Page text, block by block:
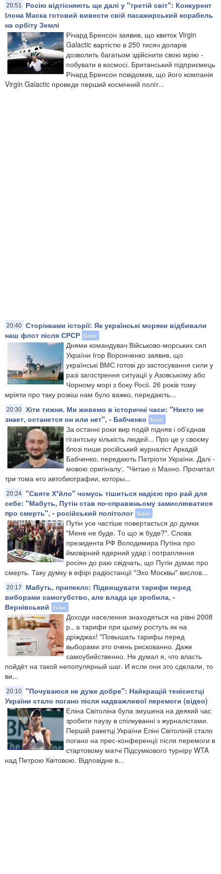
20:51
Росію відтісняють ще далі у "третій світ": Конкурент
Ілона Маска готовий вивести свій пасажирський корабель
на орбіту Землі
Річард Бренсон заявив, що квиток Virgin
Galactic вартістю в 250 тисяч доларів
дозволить багатьом здійснити свою мрію -
побувати в космосі. Британський підприємець
Річард Бренсон повідомив, що його компанія
Virgin Galactic проведе перший космічний політ...
20:40 Сторінками історії: Як українські моряки відбивали
наш флот після СРСР Блог
Днями командувач Військово-морських сил
України Ігор Воронченко заявив, що
українські ВМС готові до застосування сили у
разі загострення ситуації у Азовському або
Чорному морі з боку Росії. 26 років тому
мріяти про таку розкіш нам було важко, передають...
20:30 Хіти тижня. Ми живемо в історичні часи: "Никто не
знает, останется он или нет", - Бабченко
Блог
За останні роки вир подій підняв і об'єднав
гігантську кількість людей... Про це у своєму
блозі пише російський журналіст Аркадій
Бабченко, передають Патріоти України. Далі -
мовою оригіналу:. "Читаю о Махно. Прочитал
три тома его автобиографии, которы...
20:24 "Святе Х*йло" чомусь тішиться надією про рай для
себе: "Мабуть, Путін став по-справжньому замислюватися
про смерть", - російський політолог Блог
Путін усе частіше повертається до думки
"Мене не буде. То що ж буде?". Слова
президента РФ Володимира Путіна про
ймовірний ядерний удар і потрапляння
росіян до раю свідчать, що Путін думає про
смерть. Таку думку в ефірі радіостанції "Эхо Москвы" вислов...
20:17
Мабуть, припекло: Підвищувати тарифи перед
виборами самогубство, але влада це зробила, -
Вернівський
Блог
Доходи населення знаходяться на рівні 2008
р., а тарифи при цьому ростуть як на
дріжджах! "Повышать тарифы перед
выборами это очень рискованно. Даже
самоубийственно. Не думал я, что власть
пойдёт на такой непопулярный шаг. И если они это сделали, то
ви...
20:10 "Почуваюся не дуже добре": Найкращій тенісистці
України стало погано після надважливої перемоги (відео)
Еліна Світоліна була змушена на деякий час
зробити паузу в спілкуванні з журналістами.
Першій ракетці України Еліні Світоліній стало
погано на прес-конференції після перемоги в
стартовому матчі Підсумкового турніру WTA
над Петрою Квітовою. Відповідне в...